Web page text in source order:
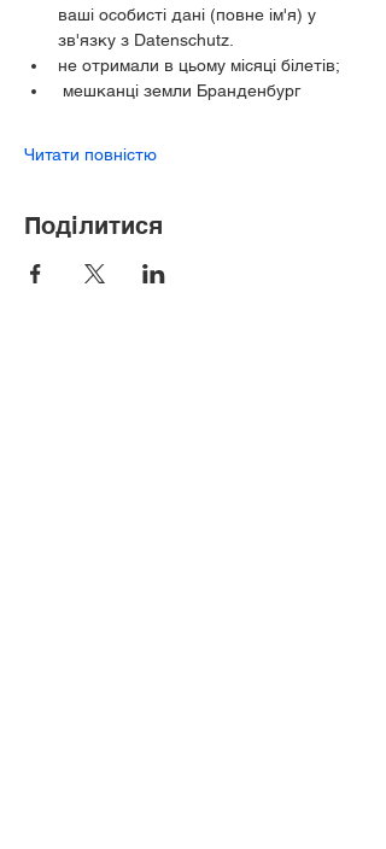
ваші особисті дані (повне ім'я) у
зв'язку з Datenschutz.
не отримали в цьому місяці білетів;
мешканці земли Бранденбург
Читати повністю
Поділитися